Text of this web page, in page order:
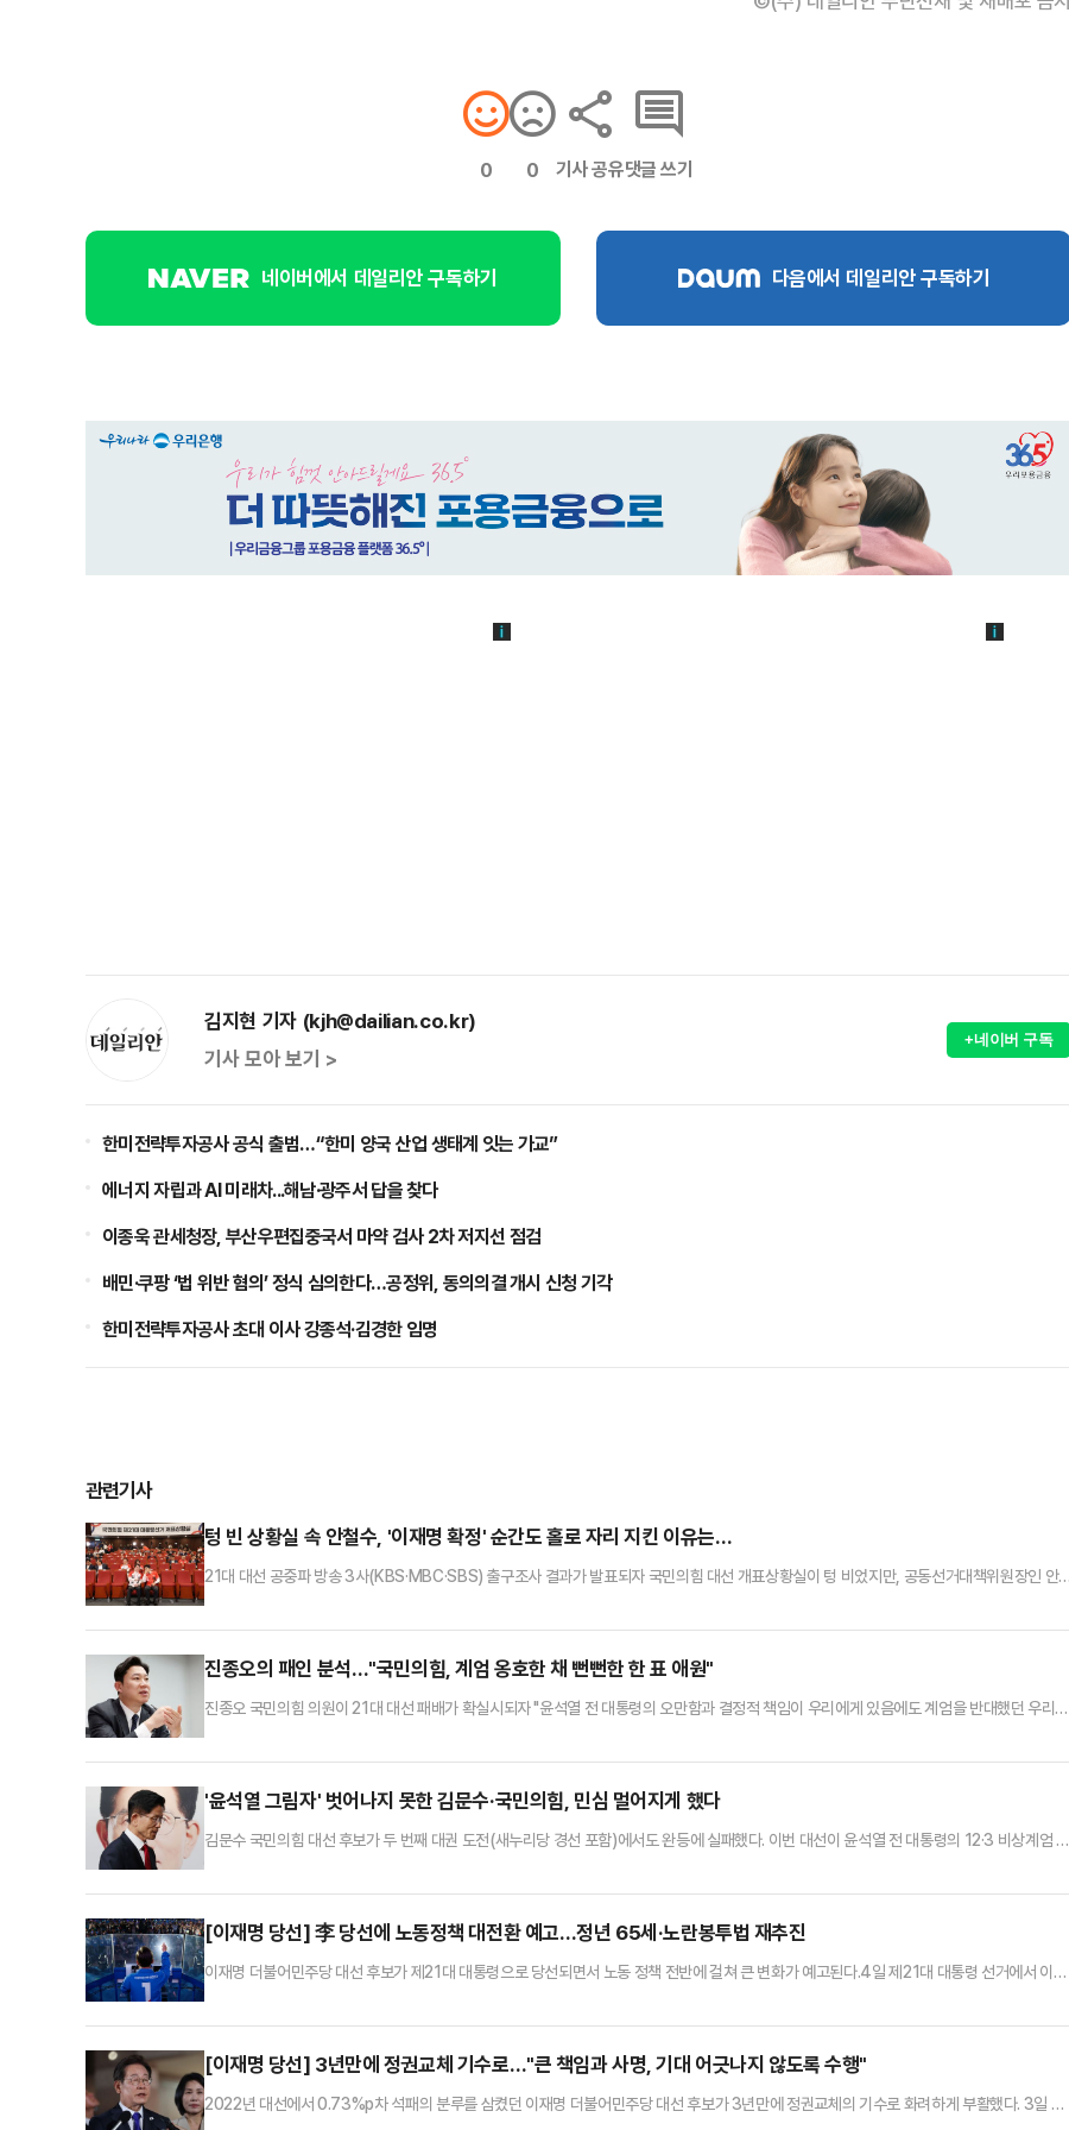
0 0 기사 공유댓글 쓰기
네이버에서 데일리안 구독하기 다음에서 데일리안 구독하기
김지현 기자 (kjh@dailian.co.kr)
기사 모아 보기 >
+네이버 구독
한미전략투자공사 공식 출범…“한미 양국 산업 생태계 잇는 가교”
에너지 자립과 AI 미래차...해남·광주서 답을 찾다
이종욱 관세청장, 부산우편집중국서 마약 검사 2차 저지선 점검
배민·쿠팡 ‘법 위반 혐의’ 정식 심의한다…공정위, 동의의결 개시 신청 기각
한미전략투자공사 초대 이사 강종석·김경한 임명
관련기사
텅 빈 상황실 속 안철수, '이재명 확정' 순간도 홀로 자리 지킨 이유는…
21대 대선 공중파 방송 3사(KBS·MBC·SBS) 출구조사 결과가 발표되자 국민의힘 대선 개표상황실이 텅 비었지만, 공동선거대책위원장인 안
지켜보겠다며 무거운 마음으로 상황실을 지킨 것이다.3일 오후 발표된 출구조사 결과에 따르면 김문수 대선 후보의 득표율은 39.3%로 집계됐
진종오의 패인 분석…"국민의힘, 계엄 옹호한 채 뻔뻔한 한 표 애원"
진종오 국민의힘 의원이 21대 대선 패배가 확실시되자 "윤석열 전 대통령의 오만함과 결정적 책임이 우리에게 있음에도 계엄을 반대했던 우리
셨다"고 밝혔다.진종오 의원은 3일 밤 페이스북에 "우리는 쇄신하지 못했다. 우리는 계엄을 옹호한 채 보수의 가치만을 외치며 국민들께 뻔뻔한
'윤석열 그림자' 벗어나지 못한 김문수·국민의힘, 민심 멀어지게 했다
김문수 국민의힘 대선 후보가 두 번째 대권 도전(새누리당 경선 포함)에서도 완등에 실패했다. 이번 대선이 윤석열 전 대통령의 12·3 비상계엄 선
이 가장 큰 패인으로 꼽힌다.김문수 후보는 4일 새벽 서울 여의도 국민의힘 당사에서 기자회견을 열어 "국민의 선택을 겸허하게 받아들이겠
[이재명 당선] 李 당선에 노동정책 대전환 예고…정년 65세·노란봉투법 재추진
이재명 더불어민주당 대선 후보가 제21대 대통령으로 당선되면서 노동 정책 전반에 걸쳐 큰 변화가 예고된다.4일 제21대 대통령 선거에서 이재
이다. 실노동시간을 줄이면서도 임금 수준은 그대로 유지하는 것을 골자로 한다.구체적으로는 금요일 반일 근무를 정착시키는 방식을 통해 주당
[이재명 당선] 3년만에 정권교체 기수로…"큰 책임과 사명, 기대 어긋나지 않도록 수행"
2022년 대선에서 0.73%p차 석패의 분루를 삼켰던 이재명 더불어민주당 대선 후보가 3년만에 정권교체의 기수로 화려하게 부활했다. 3일 실